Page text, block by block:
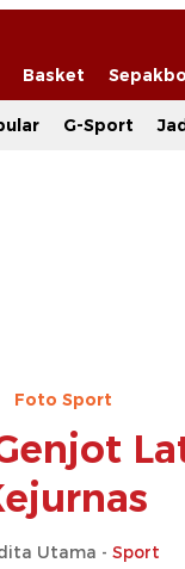
Basket
G-Sport
Foto Sport
Utama - Sport